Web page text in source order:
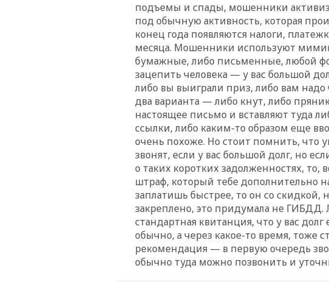
подъемы и спады, мошенники
под обычную активность, которая
конец года появляются налоги,
месяца. Мошенники используют
бумажные, либо письменные, любой
зацепить человека — у вас большой
либо вы выиграли приз, либо вам надо
два варианта — либо кнут, либо
настоящее письмо и вставляют туда
ссылки, либо каким-то образом еще
очень похоже. Но стоит помнить, что
звонят, если у вас большой долг, но
о таких коротких задолженностях, то,
штраф, который тебе дополнительно
заплатишь быстрее, то он со скидкой,
закреплено, это придумала не
стандартная квитанция, что у вас
обычно, а через какое-то время, тоже
рекомендация — в первую очередь
обычно туда можно позвонить и